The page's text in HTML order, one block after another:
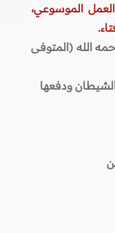
الموسوعي،
الله (المتوفى
ودفعها